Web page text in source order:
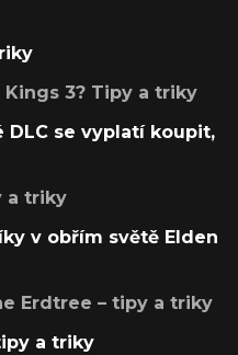
3? Tipy a triky
DLC se vyplatí koupit,
a triky
v obřím světě Elden
Erdtree – tipy a triky
a triky